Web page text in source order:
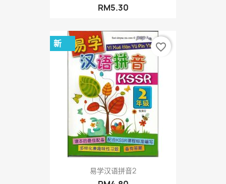
RM5.30
易学汉语拼音2
新 favorite_border